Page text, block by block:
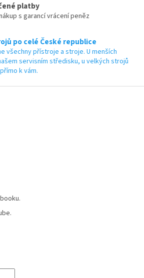
platby
s garancí vrácení peněz
po celé České republice
všechny přístroje a stroje. U menších
servisním středisku, u velkých strojů
k vám.